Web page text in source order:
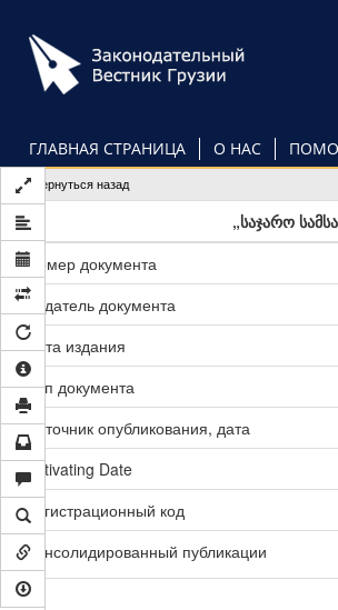
основному
содержанию
ГЛАВНАЯ СТРАНИЦА О НАС
Вернуться назад
„საჯარო
Номер документа
Издатель документа
Дата издания
Тип документа
Источник опубликования, дата
Activating Date
Регистрационный код
Консолидированный публикации